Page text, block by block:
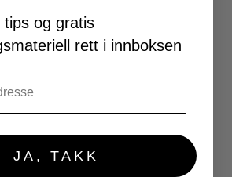
tips og gratis
rett i innboksen
JA, TAKK